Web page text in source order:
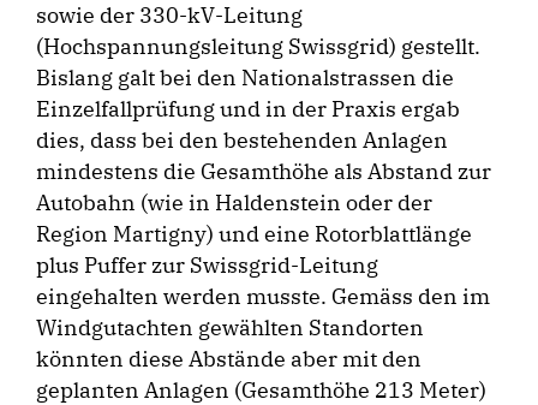
sowie der 330-kV-Leitung
(Hochspannungsleitung Swissgrid) gestellt.
Bislang galt bei den Nationalstrassen die
Einzelfallprüfung und in der Praxis ergab
dies, dass bei den bestehenden Anlagen
mindestens die Gesamthöhe als Abstand zur
Autobahn (wie in Haldenstein oder der
Region Martigny) und eine Rotorblattlänge
plus Puffer zur Swissgrid-Leitung
eingehalten werden musste. Gemäss den im
Windgutachten gewählten Standorten
könnten diese Abstände aber mit den
geplanten Anlagen (Gesamthöhe 213 Meter)